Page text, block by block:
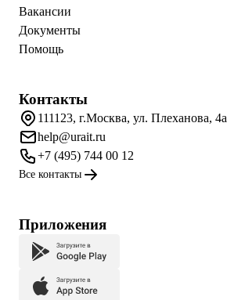
Вакансии
Документы
Помощь
Контакты
111123, г.Москва, ул. Плеханова, 4а
help@urait.ru
+7 (495) 744 00 12
Все контакты
Приложения